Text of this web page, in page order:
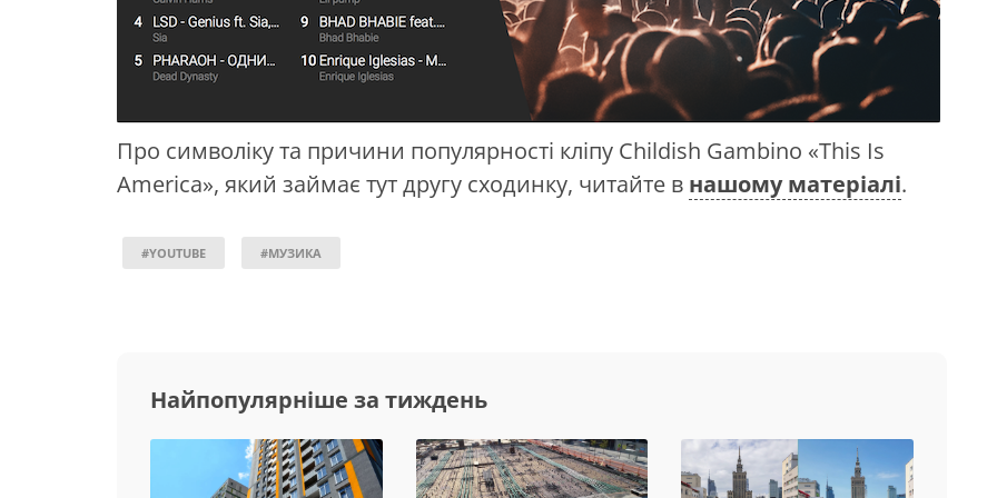
Про символіку та причини популярності кліпу Childish Gambino «This Is
America», який займає тут другу сходинку, читайте в нашому матеріалі.
#YOUTUBE #МУЗИКА
Найпопулярніше за тиждень